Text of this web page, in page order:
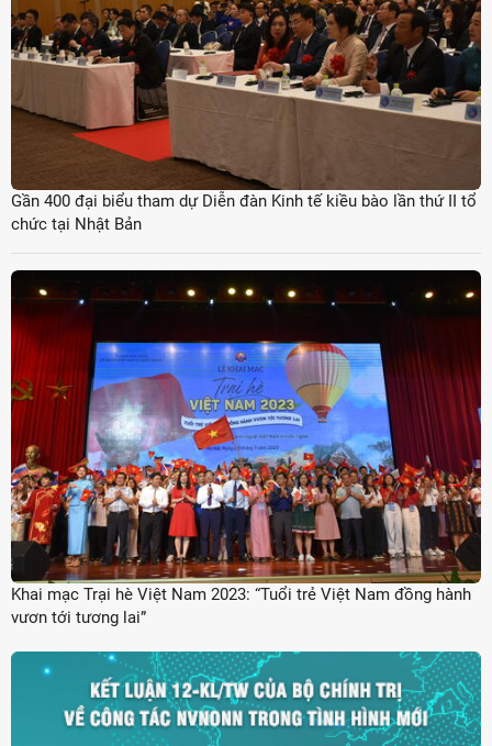
Gần 400 đại biểu tham dự Diễn đàn Kinh tế kiều bào lần thứ II tổ
chức tại Nhật Bản
Khai mạc Trại hè Việt Nam 2023: “Tuổi trẻ Việt Nam đồng hành
vươn tới tương lai”